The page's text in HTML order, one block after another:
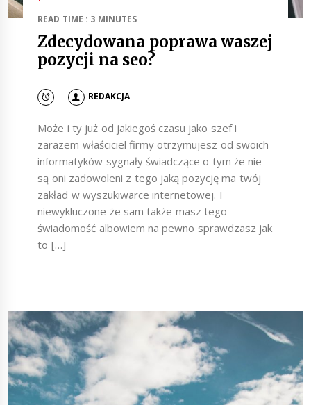
READ TIME : 3 MINUTES
Zdecydowana poprawa waszej
pozycji na seo?
REDAKCJA
Może i ty już od jakiegoś czasu jako szef i
zarazem właściciel firmy otrzymujesz od swoich
informatyków sygnały świadczące o tym że nie
są oni zadowoleni z tego jaką pozycję ma twój
zakład w wyszukiwarce internetowej. I
niewykluczone że sam także masz tego
świadomość albowiem na pewno sprawdzasz jak
to […]